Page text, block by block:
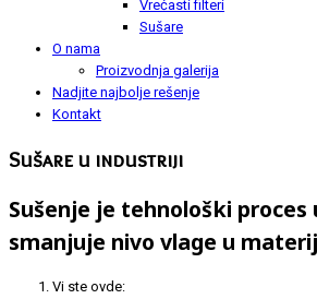
Vrećasti filteri
Sušare
O nama
Proizvodnja galerija
Nadjite najbolje rešenje
Kontakt
Sušare u industriji
Sušenje je tehnološki proces
smanjuje nivo vlage u
Vi ste ovde: